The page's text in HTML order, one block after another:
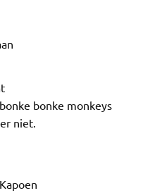
bonke monkeys
niet.